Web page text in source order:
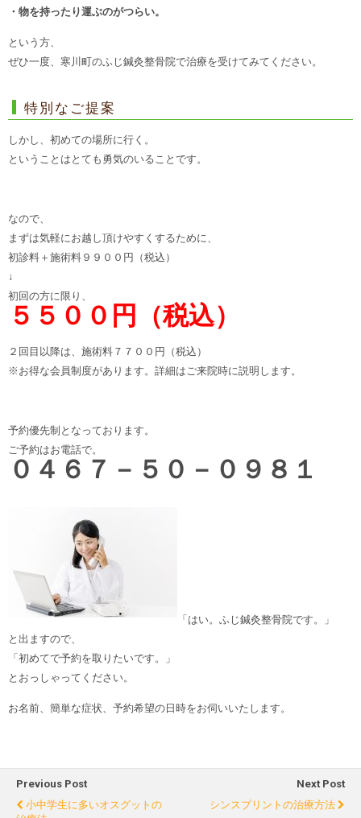
・物を持ったり運ぶのがつらい。
という方、
ぜひ一度、寒川町のふじ鍼灸整骨院で治療を受けてみてください。
特別なご提案
しかし、初めての場所に行く。
ということはとても勇気のいることです。
なので、
まずは気軽にお越し頂けやすくするために、
初診料＋施術料９９００円（税込）
↓
初回の方に限り、
５５００円（税込）
２回目以降は、施術料７７００円（税込）
※お得な会員制度があります。詳細はご来院時に説明します。
予約優先制となっております。
ご予約はお電話で。
０４６７－５０－０９８１
「はい。ふじ鍼灸整骨院です。」
と出ますので、
「初めてで予約を取りたいです。」
とおっしゃってください。
お名前、簡単な症状、予約希望の日時をお伺いいたします。
Previous Post
小中学生に多いオスグットの
Next Post
シンスプリントの治療方法